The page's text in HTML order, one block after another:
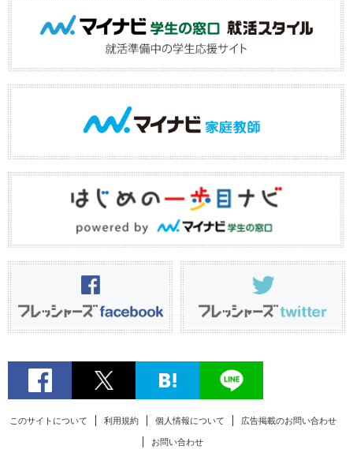
このサイトについて 利用規約 個人情報について 広告掲載のお問い合わせ
お問い合わせ